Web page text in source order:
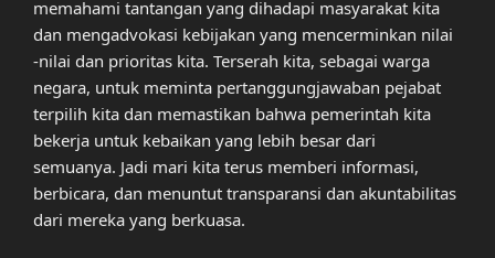
memahami tantangan yang dihadapi masyarakat kita
dan mengadvokasi kebijakan yang mencerminkan nilai
-nilai dan prioritas kita. Terserah kita, sebagai warga
negara, untuk meminta pertanggungjawaban pejabat
terpilih kita dan memastikan bahwa pemerintah kita
bekerja untuk kebaikan yang lebih besar dari
semuanya. Jadi mari kita terus memberi informasi,
berbicara, dan menuntut transparansi dan akuntabilitas
dari mereka yang berkuasa.